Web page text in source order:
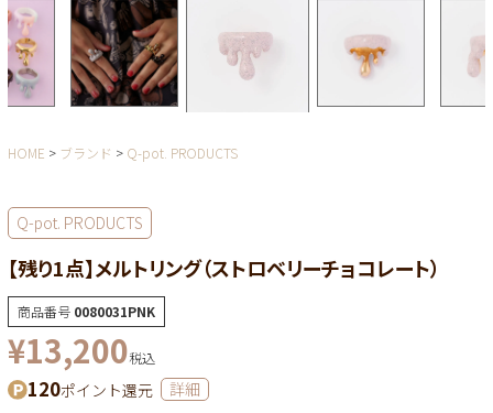
HOME ブランド Q-pot. PRODUCTS
Q-pot. PRODUCTS
【残り1点】メルトリング（ストロベリーチョコレート）
商品番号 0080031PNK
¥13,200税込
120ポイント還元 詳細